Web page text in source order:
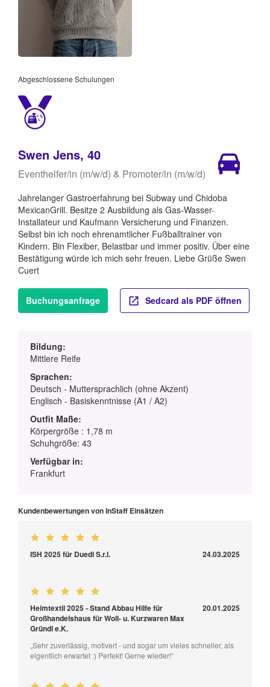
Abgeschlossene Schulungen
Swen Jens, 40
Eventhelfer/in (m/w/d) & Promoter/in (m/w/d)
Jahrelanger Gastroerfahrung bei Subway und Chidoba
MexicanGrill. Besitze 2 Ausbildung als Gas-Wasser-
Installateur und Kaufmann Versicherung und Finanzen.
Selbst bin ich noch ehrenamtlicher Fußballtrainer von
Kindern. Bin Flexiber, Belastbar und immer positiv. Über eine
Bestätigung würde ich mich sehr freuen. Liebe Grüße Swen
Cuert
Buchungsanfrage Sedcard als PDF öffnen
Bildung:
Mittlere Reife
Sprachen:
Deutsch - Muttersprachlich (ohne Akzent)
Englisch - Basiskenntnisse (A1 / A2)
Outfit Maße:
Körpergröße : 1,78 m
Schuhgröße: 43
Verfügbar in:
Frankfurt
Kundenbewertungen von InStaff Einsätzen
ISH 2025 für Duedi S.r.l. 24.03.2025
Heimtextil 2025 - Stand Abbau Hilfe für
Großhandelshaus für Woll- u. Kurzwaren Max
Gründl e.K.
20.01.2025
„Sehr zuverlässig, motivert - und sogar um vieles schneller, als
eigentlich erwartet :) Perfekt! Gerne wieder!“